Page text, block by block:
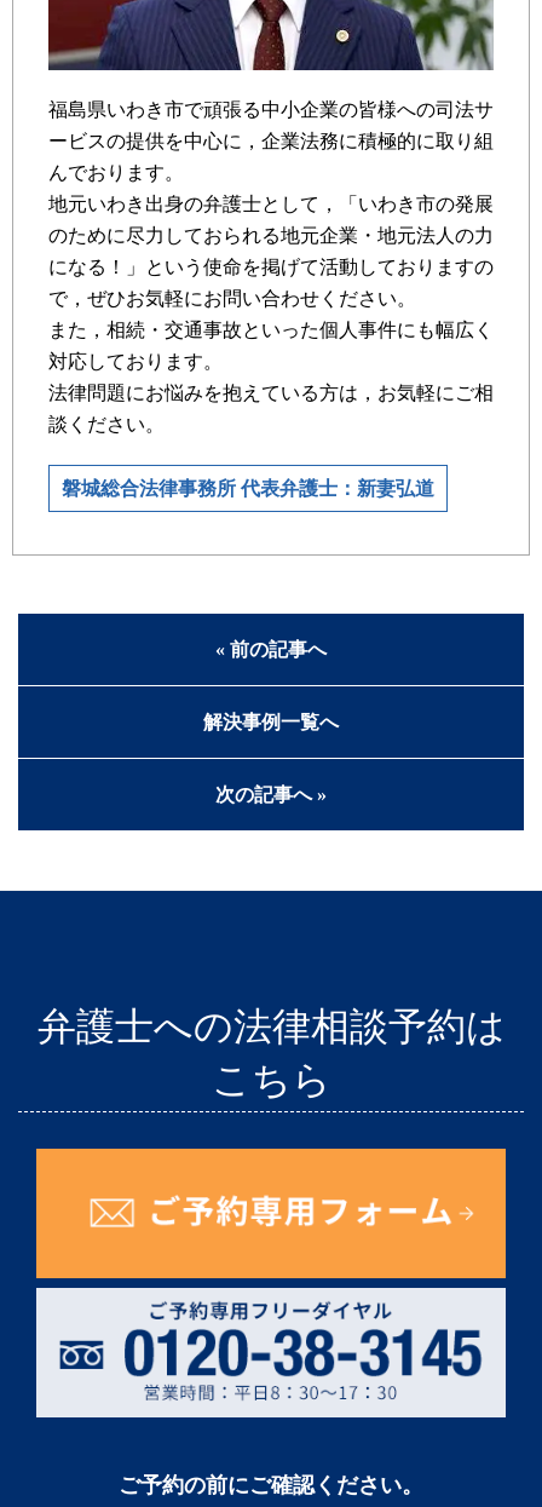
福島県いわき市で頑張る中小企業の皆様への司法サ
ービスの提供を中心に，企業法務に積極的に取り組
んでおります。
地元いわき出身の弁護士として，「いわき市の発展
のために尽力しておられる地元企業・地元法人の力
になる！」という使命を掲げて活動しておりますの
で，ぜひお気軽にお問い合わせください。
また，相続・交通事故といった個人事件にも幅広く
対応しております。
法律問題にお悩みを抱えている方は，お気軽にご相
談ください。
磐城総合法律事務所 代表弁護士：新妻弘道
« 前の記事へ
解決事例一覧へ
次の記事へ »
弁護士への法律相談予約は
こちら
ご予約の前にご確認ください。